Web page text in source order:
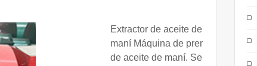
Extractor de aceite de
maní Máquina de prensa
de aceite de maní. Se